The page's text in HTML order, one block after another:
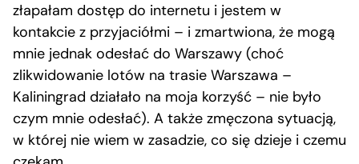
złapałam dostęp do internetu i jestem w
kontakcie z przyjaciółmi – i zmartwiona, że mogą
mnie jednak odesłać do Warszawy (choć
zlikwidowanie lotów na trasie Warszawa –
Kaliningrad działało na moja korzyść – nie było
czym mnie odesłać). A także zmęczona sytuacją,
w której nie wiem w zasadzie, co się dzieje i czemu